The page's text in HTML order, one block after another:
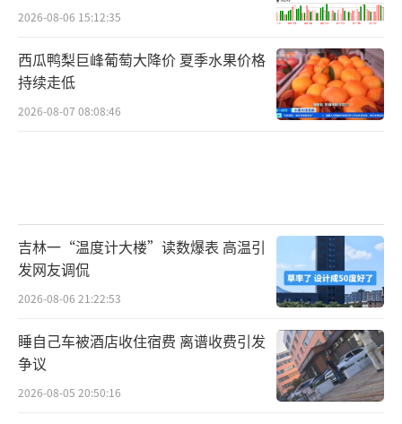
2026-08-06 15:12:35
西瓜鸭梨巨峰葡萄大降价 夏季水果价格
持续走低
2026-08-07 08:08:46
吉林一“温度计大楼”读数爆表 高温引
发网友调侃
2026-08-06 21:22:53
睡自己车被酒店收住宿费 离谱收费引发
争议
2026-08-05 20:50:16